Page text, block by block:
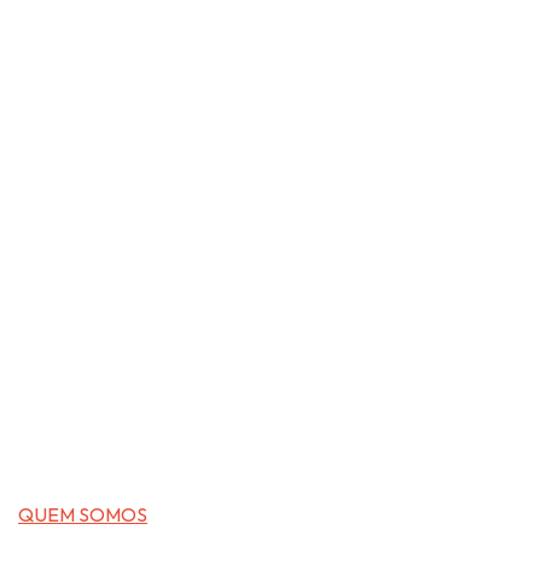
QUEM SOMOS